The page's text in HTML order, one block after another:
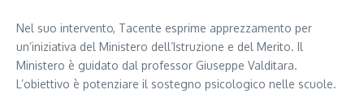
Nel suo intervento, Tacente esprime apprezzamento per
un’iniziativa del Ministero dell’Istruzione e del Merito. Il
Ministero è guidato dal professor Giuseppe Valditara.
L’obiettivo è potenziare il sostegno psicologico nelle scuole.